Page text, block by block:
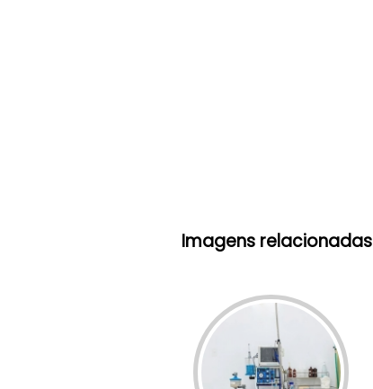
Imagens relacionadas